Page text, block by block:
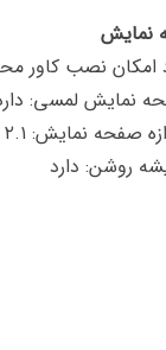
نمایش
نصب کاور
نمایش لمسی:
روشن: دارد